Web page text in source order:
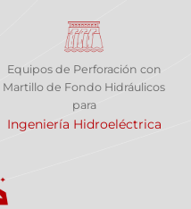
Equipos de Perforación con
Martillo de Fondo Hidráulicos
para
Ingeniería Hidroeléctrica